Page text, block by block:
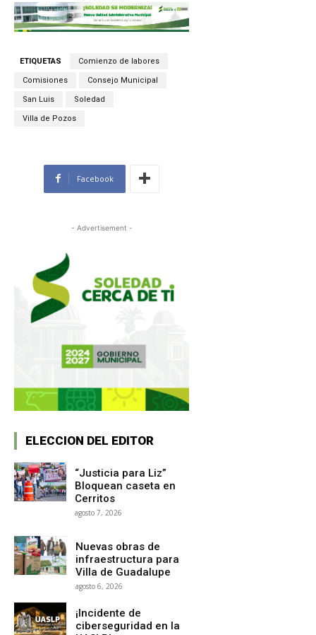
ETIQUETAS Comienzo de labores
Comisiones Consejo Municipal
San Luis Soledad
Villa de Pozos
Facebook
- Advertisement -
ELECCION DEL EDITOR
“Justicia para Liz”
Bloquean caseta en
Cerritos
agosto 7, 2026
Nuevas obras de
infraestructura para
Villa de Guadalupe
agosto 6, 2026
¡Incidente de
ciberseguridad en la